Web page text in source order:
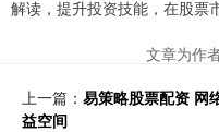
解读，提升投资技能，在股票
文章为作
上一篇： 易策略股票配资 网
益空间